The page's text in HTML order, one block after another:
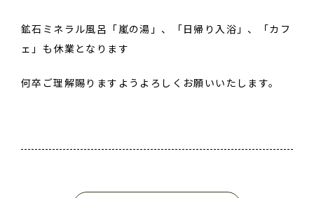
鉱石ミネラル風呂「嵐の湯」、「日帰り入浴」、「カフ
ェ」も休業となります
何卒ご理解賜りますようよろしくお願いいたします。